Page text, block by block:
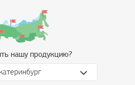
нашу продукцию?